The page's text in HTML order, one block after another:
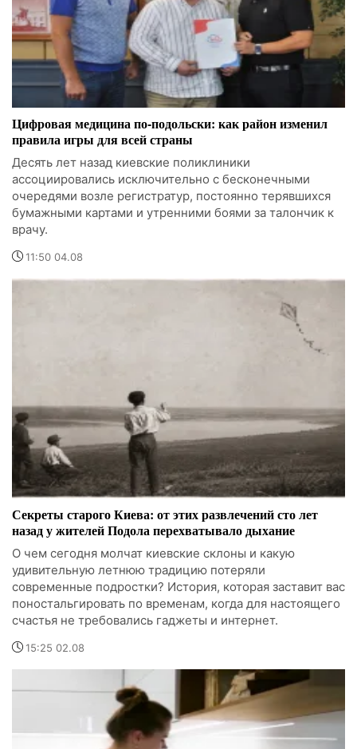
Цифровая медицина по-подольски: как район изменил
правила игры для всей страны
Десять лет назад киевские поликлиники
ассоциировались исключительно с бесконечными
очередями возле регистратур, постоянно терявшихся
бумажными картами и утренними боями за талончик к
врачу.
11:50 04.08
Секреты старого Киева: от этих развлечений сто лет
назад у жителей Подола перехватывало дыхание
О чем сегодня молчат киевские склоны и какую
удивительную летнюю традицию потеряли
современные подростки? История, которая заставит вас
поностальгировать по временам, когда для настоящего
счастья не требовались гаджеты и интернет.
15:25 02.08